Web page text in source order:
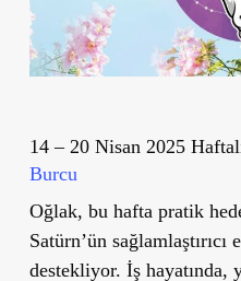
14 – 20 Nisan 2025
Burcu
Oğlak, bu hafta pratik
Satürn’ün
destekliyor. İş hayatında,